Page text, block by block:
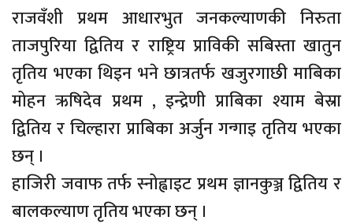
राजवँशी प्रथम आधारभुत जनकल्याणकी निरुता
ताजपुरिया द्वितिय र राष्ट्रिय प्राविकी सबिस्ता खातुन
तृतिय भएका थिइन भने छात्रतर्फ खजुरगाछी माबिका
मोहन ऋषिदेव प्रथम , इन्द्रेणी प्राबिका श्याम बेस्रा
द्वितिय र चिल्हारा प्राबिका अर्जुन गन्गाइ तृतिय भएका
छन् ।
हाजिरी जवाफ तर्फ स्नोह्वाइट प्रथम ज्ञानकुञ्ज द्वितिय र
बालकल्याण तृतिय भएका छन् ।